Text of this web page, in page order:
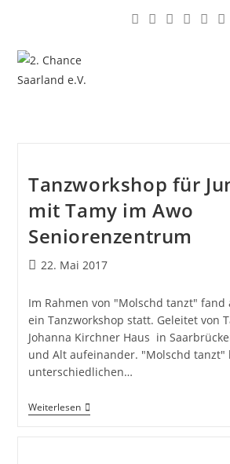
Tanzworkshop für
mit Tamy im Awo
Seniorenzentrum
22. Mai 2017
Im Rahmen von "Molschd tanzt" fand
ein Tanzworkshop statt. Geleitet von
Johanna Kirchner Haus in
und Alt aufeinander. "Molschd tanzt"
unterschiedlichen…
Weiterlesen